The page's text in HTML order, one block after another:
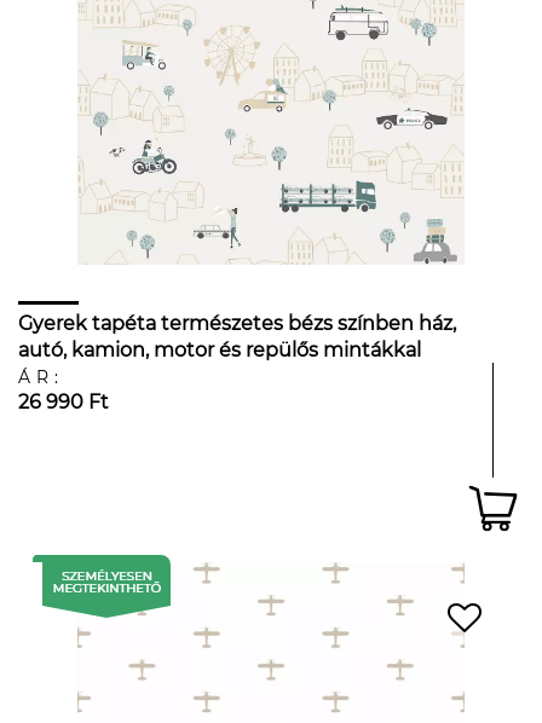
Gyerek tapéta természetes bézs színben ház,
autó, kamion, motor és repülős mintákkal
ÁR:
26 990 Ft